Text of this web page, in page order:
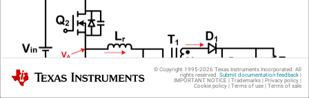
Texas Instruments © Copyright 1995-2026 Texas Instruments Incorporated. All
rights reserved. Submit documentation feedback|
IMPORTANT NOTICE | Trademarks| Privacy policy|
Cookie policy| Terms of use| Terms of sale